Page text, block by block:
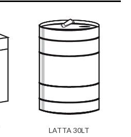
LATTA 30LT